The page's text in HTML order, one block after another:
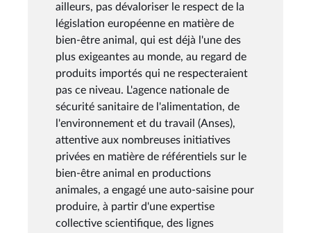
ailleurs, pas dévaloriser le respect de la
législation européenne en matière de
bien-être animal, qui est déjà l'une des
plus exigeantes au monde, au regard de
produits importés qui ne respecteraient
pas ce niveau. L'agence nationale de
sécurité sanitaire de l'alimentation, de
l'environnement et du travail (Anses),
attentive aux nombreuses initiatives
privées en matière de référentiels sur le
bien-être animal en productions
animales, a engagé une auto-saisine pour
produire, à partir d'une expertise
collective scientifique, des lignes